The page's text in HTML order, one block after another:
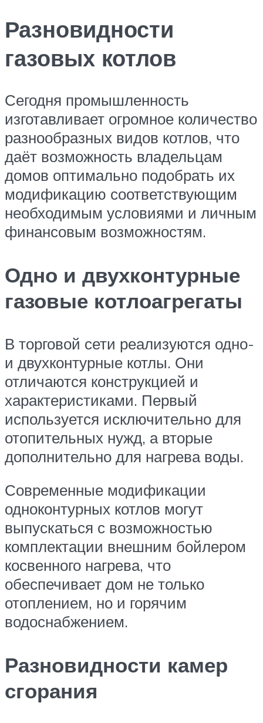
Разновидности
газовых котлов
Сегодня промышленность
изготавливает огромное количество
разнообразных видов котлов, что
даёт возможность владельцам
домов оптимально подобрать их
модификацию соответствующим
необходимым условиями и личным
финансовым возможностям.
Одно и двухконтурные
газовые котлоагрегаты
В торговой сети реализуются одно-
и двухконтурные котлы. Они
отличаются конструкцией и
характеристиками. Первый
используется исключительно для
отопительных нужд, а вторые
дополнительно для нагрева воды.
Современные модификации
одноконтурных котлов могут
выпускаться с возможностью
комплектации внешним бойлером
косвенного нагрева, что
обеспечивает дом не только
отоплением, но и горячим
водоснабжением.
Разновидности камер
сгорания